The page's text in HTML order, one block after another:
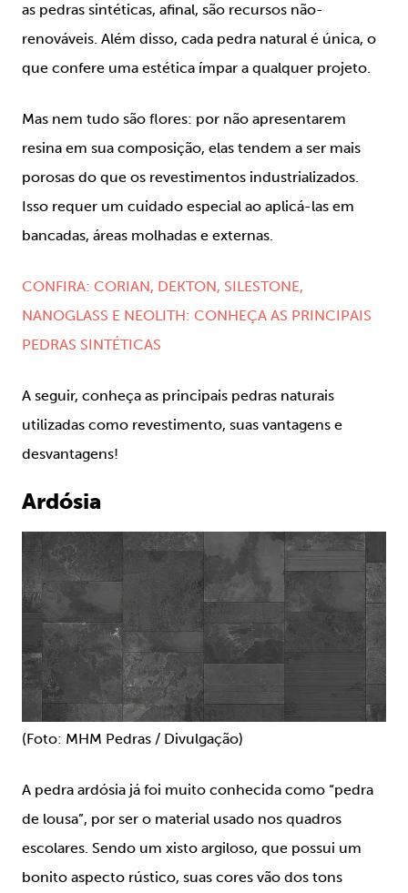
as pedras sintéticas, afinal, são recursos não-
renováveis. Além disso, cada pedra natural é única, o
que confere uma estética ímpar a qualquer projeto.
Mas nem tudo são flores: por não apresentarem
resina em sua composição, elas tendem a ser mais
porosas do que os revestimentos industrializados.
Isso requer um cuidado especial ao aplicá-las em
bancadas, áreas molhadas e externas.
CONFIRA: CORIAN, DEKTON, SILESTONE,
NANOGLASS E NEOLITH: CONHEÇA AS PRINCIPAIS
PEDRAS SINTÉTICAS
A seguir, conheça as principais pedras naturais
utilizadas como revestimento, suas vantagens e
desvantagens!
Ardósia
(Foto: MHM Pedras / Divulgação)
A pedra ardósia já foi muito conhecida como “pedra
de lousa”, por ser o material usado nos quadros
escolares. Sendo um xisto argiloso, que possui um
bonito aspecto rústico, suas cores vão dos tons